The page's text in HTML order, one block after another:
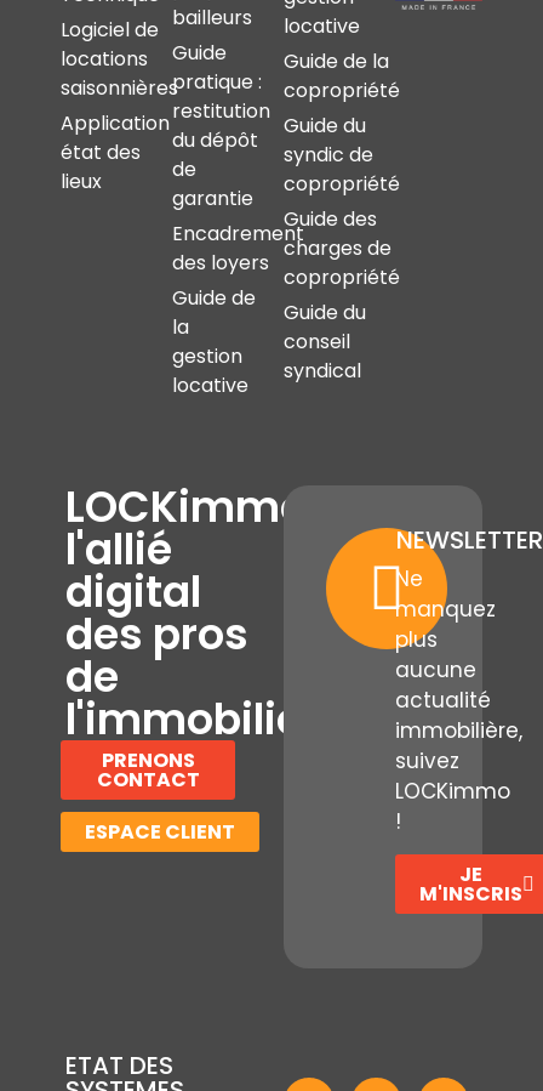
Logiciel de
locations
saisonnières
Application
état des
lieux
bailleurs
Guide
pratique :
restitution
du dépôt
de
garantie
Encadrement
des loyers
Guide de
la
gestion
locative
locative
Guide de la
copropriété
Guide du
syndic de
copropriété
Guide des
charges de
copropriété
Guide du
conseil
syndical
LOCKimmo,
l'allié
digital
des pros
de
l'immobilier
PRENONS
CONTACT
ESPACE CLIENT
NEWSLETTER
Ne
manquez
plus
aucune
actualité
immobilière,
suivez
LOCKimmo
!
JE
M'INSCRIS
ETAT DES